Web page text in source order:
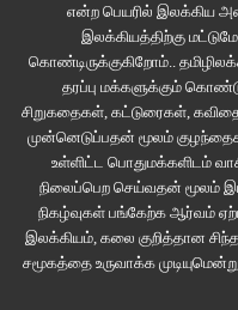
“முடிதான் நம்மளப் பெண்ணா
“ஆளுமைதான்
கேள்விகளே இல்லாம
இருக்காது. ஆனா அது ரொம்ப
“நீ அழகாத்தான் இருக்கே!”
என்ற பெயரில் இலக்கிய
இலக்கியத்திற்கு
கொண்டிருக்குகிறோம்..
தரப்பு மக்களுக்கும்
சிறுகதைகள், கட்டுரைகள்,
முன்னெடுப்பதன் மூலம்
உள்ளிட்ட பொதுமக்களிடம்
நிலைப்பெற செய்வதன் மூலம்
நிகழ்வுகள் பங்கேற்க ஆர்வம்
இலக்கியம், கலை குறித்தான
சமூகத்தை உருவாக்க